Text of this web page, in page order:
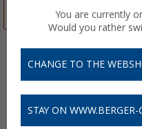
You are currently
Would you rather
CHANGE TO THE
STAY ON